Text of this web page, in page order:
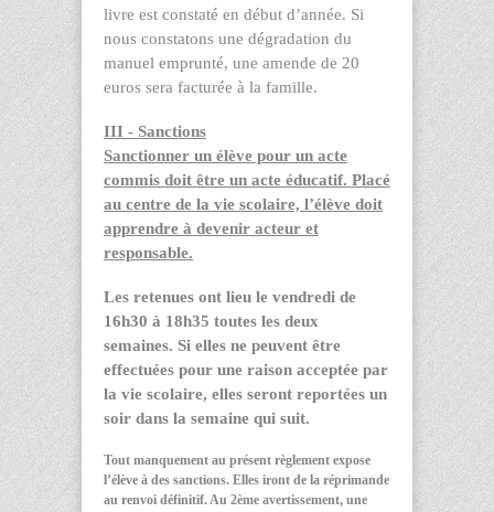
livre est constaté en début d’année. Si
nous constatons une dégradation du
manuel emprunté, une amende de 20
euros sera facturée à la famille.
III - Sanctions
Sanctionner un élève pour un acte
commis doit être un acte éducatif. Placé
au centre de la vie scolaire, l’élève doit
apprendre à devenir acteur et
responsable.
Les retenues ont lieu le vendredi de
16h30 à 18h35 toutes les deux
semaines. Si elles ne peuvent être
effectuées pour une raison acceptée par
la vie scolaire, elles seront reportées un
soir dans la semaine qui suit.
Tout manquement au présent règlement expose
l’élève à des sanctions. Elles iront de la réprimande
au renvoi définitif. Au 2ème avertissement, une